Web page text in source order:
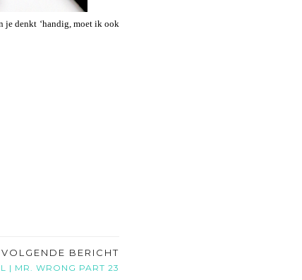
je denkt ‘handig, moet ik ook
VOLGENDE BERICHT
| MR. WRONG PART 23